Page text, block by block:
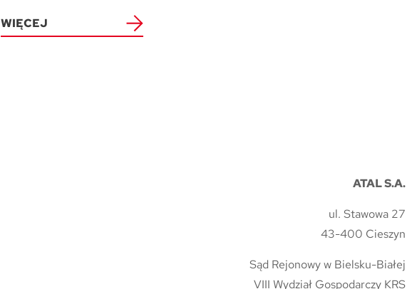
WIĘCEJ
ATAL S.A.
ul. Stawowa 27
43-400 Cieszyn
Sąd Rejonowy w Bielsku-Białej
VIII Wydział Gospodarczy KRS